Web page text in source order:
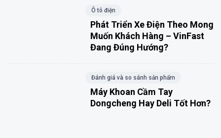
Ô tô điện
Phát Triển Xe Điện Theo Mong
Muốn Khách Hàng – VinFast
Đang Đúng Hướng?
Đánh giá và so sánh sản phẩm
Máy Khoan Cầm Tay
Dongcheng Hay Deli Tốt Hơn?